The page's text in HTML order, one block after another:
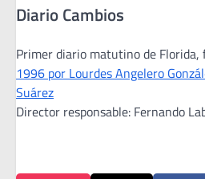
Diario Cambios
Primer diario matutino de Florida,
1996 por Lourdes Angelero
Suárez
Director responsable: Fernando